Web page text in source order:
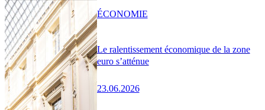
Le ralentissement économique de la zone
euro s’atténue
23.06.2026
ÉCONOMIE